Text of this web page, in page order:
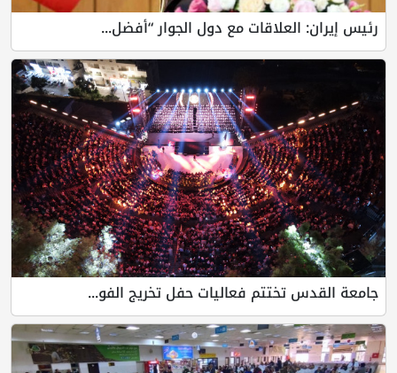
رئيس إيران: العلاقات مع دول الجوار “أفضل...
جامعة القدس تختتم فعاليات حفل تخريج الفو...